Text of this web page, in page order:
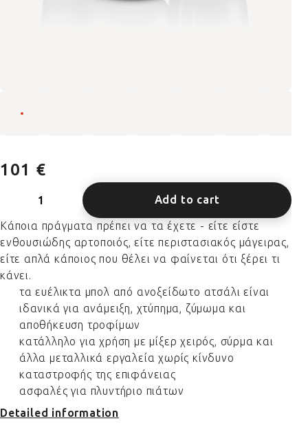
101 €
Add to cart
Κάποια πράγματα πρέπει να τα έχετε - είτε είστε
ενθουσιώδης αρτοποιός, είτε περιστασιακός μάγειρας,
είτε απλά κάποιος που θέλει να φαίνεται ότι ξέρει τι
κάνει.
τα ευέλικτα μπολ από ανοξείδωτο ατσάλι είναι
ιδανικά για ανάμειξη, χτύπημα, ζύμωμα και
αποθήκευση τροφίμων
κατάλληλο για χρήση με μίξερ χειρός, σύρμα και
άλλα μεταλλικά εργαλεία χωρίς κίνδυνο
καταστροφής της επιφάνειας
ασφαλές για πλυντήριο πιάτων
Detailed information